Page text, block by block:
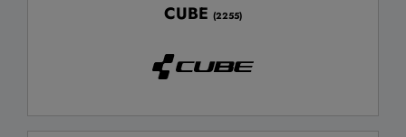
CUBE (2255)